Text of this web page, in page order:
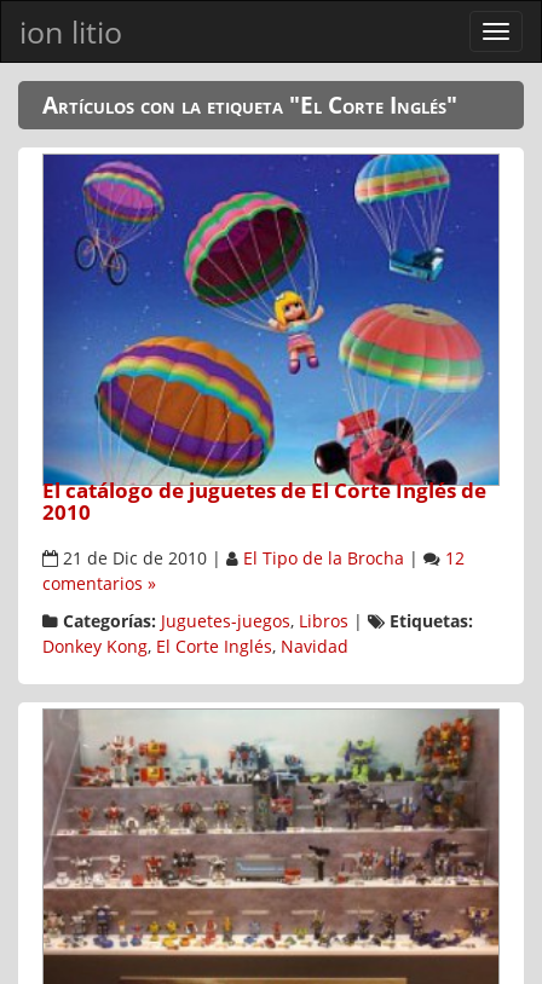
ion litio
Ver
menú
Artículos con la etiqueta "El Corte Inglés"
El catálogo de juguetes de El Corte Inglés de
2010
21 de Dic de 2010 El Tipo de la Brocha
12
comentarios »
Categorías: Juguetes-juegos, Libros
Etiquetas:
Donkey Kong, El Corte Inglés, Navidad